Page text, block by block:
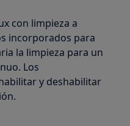
con limpieza a
incorporados para
la limpieza para un
Los
y deshabilitar